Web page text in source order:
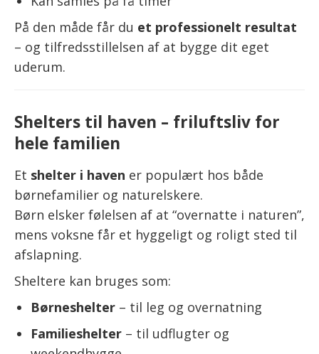
På den måde får du et professionelt resultat
– og tilfredsstillelsen af at bygge dit eget
uderum.
Shelters til haven – friluftsliv for
hele familien
Et shelter i haven er populært hos både
børnefamilier og naturelskere.
Børn elsker følelsen af at “overnatte i naturen”,
mens voksne får et hyggeligt og roligt sted til
afslapning.
Sheltere kan bruges som:
Børneshelter– til leg og overnatning
Familieshelter– til udflugter og